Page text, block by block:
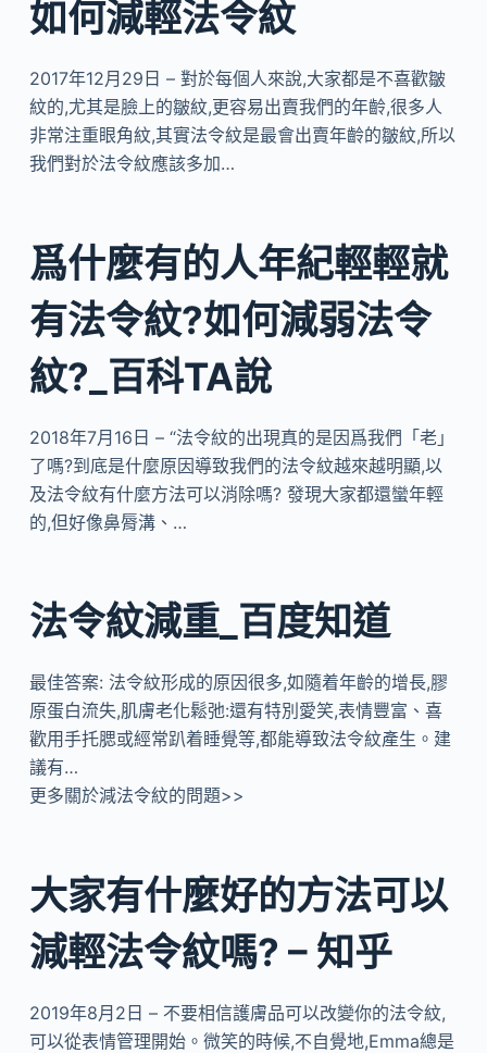
如何減輕法令紋
2017年12月29日 – 對於每個人來說,大家都是不喜歡皺
紋的,尤其是臉上的皺紋,更容易出賣我們的年齡,很多人
非常注重眼角紋,其實法令紋是最會出賣年齡的皺紋,所以
我們對於法令紋應該多加…
爲什麼有的人年紀輕輕就
有法令紋?如何減弱法令
紋?_百科TA說
2018年7月16日 – “法令紋的出現真的是因爲我們「老」
了嗎?到底是什麼原因導致我們的法令紋越來越明顯,以
及法令紋有什麼方法可以消除嗎? 發現大家都還蠻年輕
的,但好像鼻脣溝、…
法令紋減重_百度知道
最佳答案: 法令紋形成的原因很多,如隨着年齡的增長,膠
原蛋白流失,肌膚老化鬆弛:還有特別愛笑,表情豐富、喜
歡用手托腮或經常趴着睡覺等,都能導致法令紋產生。建
議有…
更多關於減法令紋的問題>>
大家有什麼好的方法可以
減輕法令紋嗎? – 知乎
2019年8月2日 – 不要相信護膚品可以改變你的法令紋,
可以從表情管理開始。微笑的時候,不自覺地,Emma總是